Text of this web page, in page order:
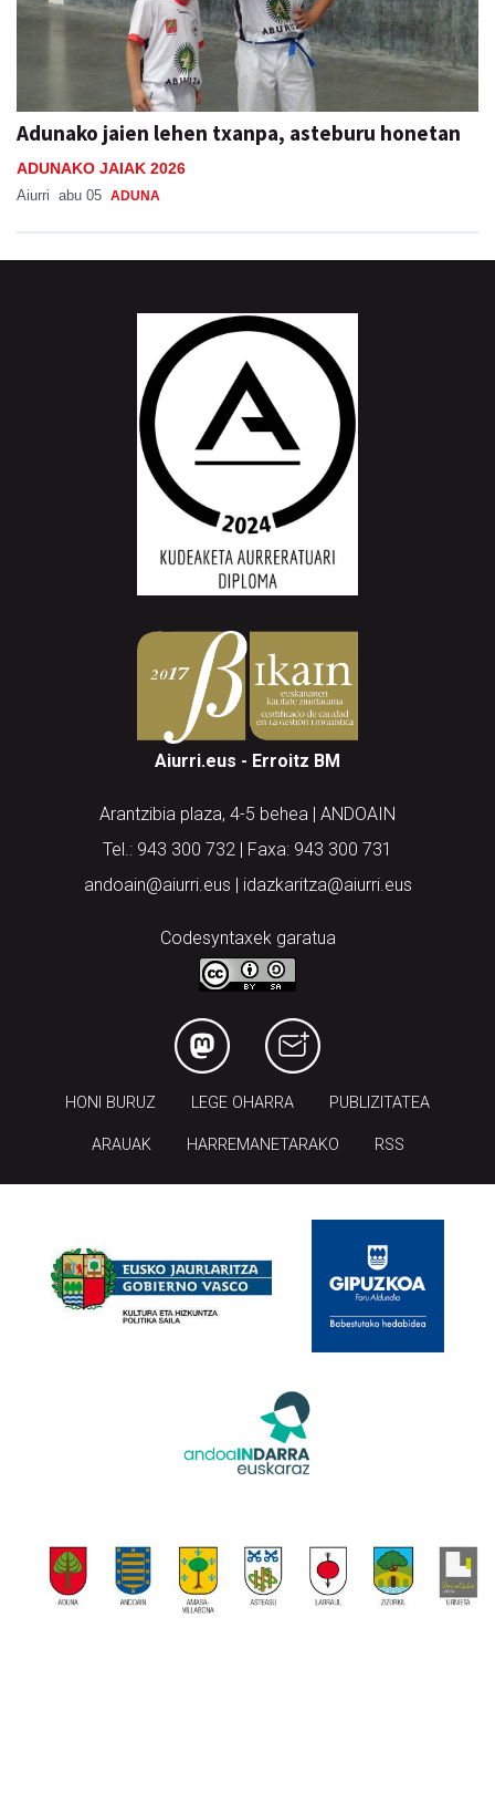
Adunako jaien lehen txanpa, asteburu honetan
ADUNAKO JAIAK 2026
Aiurri abu 05 ADUNA
Aiurri.eus - Erroitz BM
Arantzibia plaza, 4-5 behea | ANDOAIN
Tel.: 943 300 732 | Faxa: 943 300 731
andoain@aiurri.eus | idazkaritza@aiurri.eus
Codesyntaxek garatua
HONI BURUZ LEGE OHARRA PUBLIZITATEA
ARAUAK HARREMANETARAKO RSS